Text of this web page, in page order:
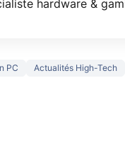
hardware &
PC Actualités High-Tech
1 pour
L'AOC
!
5